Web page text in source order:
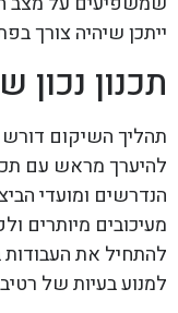
ייתכן שיהיה צורך
תכנון
תהליך השיקום דורש
להיערך מראש עם
הנדרשים ומועדי
מעיכובים מיותרים
להתחיל את העבודות
למנוע בעיות של